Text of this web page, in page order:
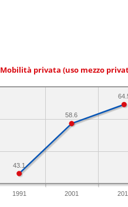
Mobilità privata (uso mezzo
1991 2001
58.6
43.1